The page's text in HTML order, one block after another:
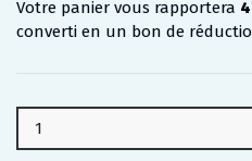
Votre panier vous rapportera
converti en un bon de